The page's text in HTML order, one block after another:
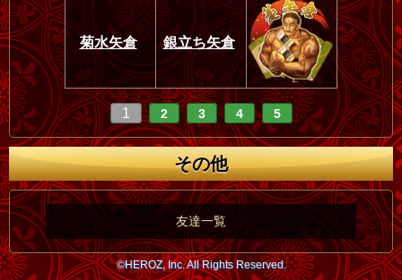
菊水矢倉 銀立ち矢倉
1 2 3 4 5
その他
友達一覧
©HEROZ, Inc. All Rights Reserved.